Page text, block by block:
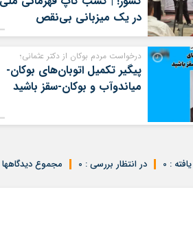
در یک میزبانی بی‌نقص
درخواست مردم بوکان از دکتر عثمانی؛
پیگیر تکمیل اتوبان‌های بوکان-
میاندوآب و بوکان-سقز باشید
مجموع دیدگاهها در انتظار بررسی : 0 : 0